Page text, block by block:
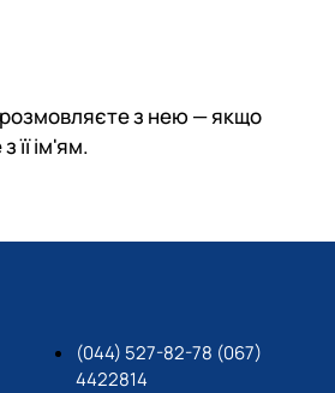
з нею — якщо
її ім'ям.
(044) 527-82-78 (067)
4422814